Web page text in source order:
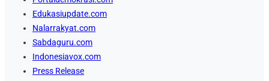
Edukasiupdate.com
Nalarrakyat.com
Sabdaguru.com
Indonesiavox.com
Press Release